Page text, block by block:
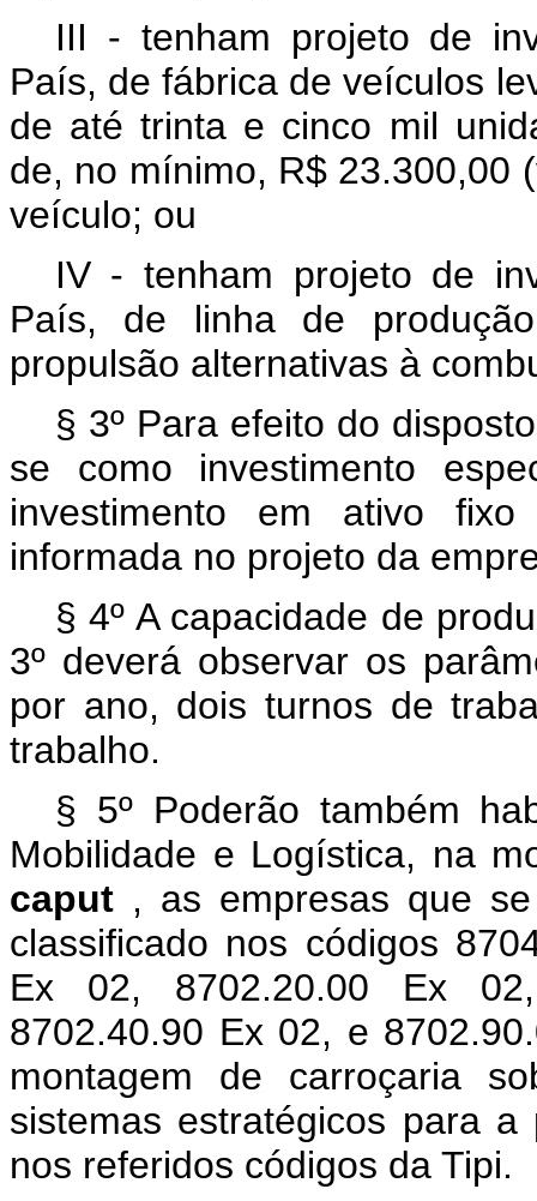
III - tenham projeto de
País, de fábrica de veículos
de até trinta e cinco mil
de, no mínimo, R$ 23.300,00
veículo; ou
IV - tenham projeto de
País, de linha de
propulsão alternativas à
§ 3º Para efeito do
se como investimento
investimento em ativo
informada no projeto da
§ 4º A capacidade de
3º deverá observar os
por ano, dois turnos de
trabalho.
§ 5º Poderão também
Mobilidade e Logística, na
caput , as empresas que
classificado nos códigos
Ex 02, 8702.20.00 Ex
8702.40.90 Ex 02, e
montagem de carroçaria
sistemas estratégicos para
nos referidos códigos da Tipi.